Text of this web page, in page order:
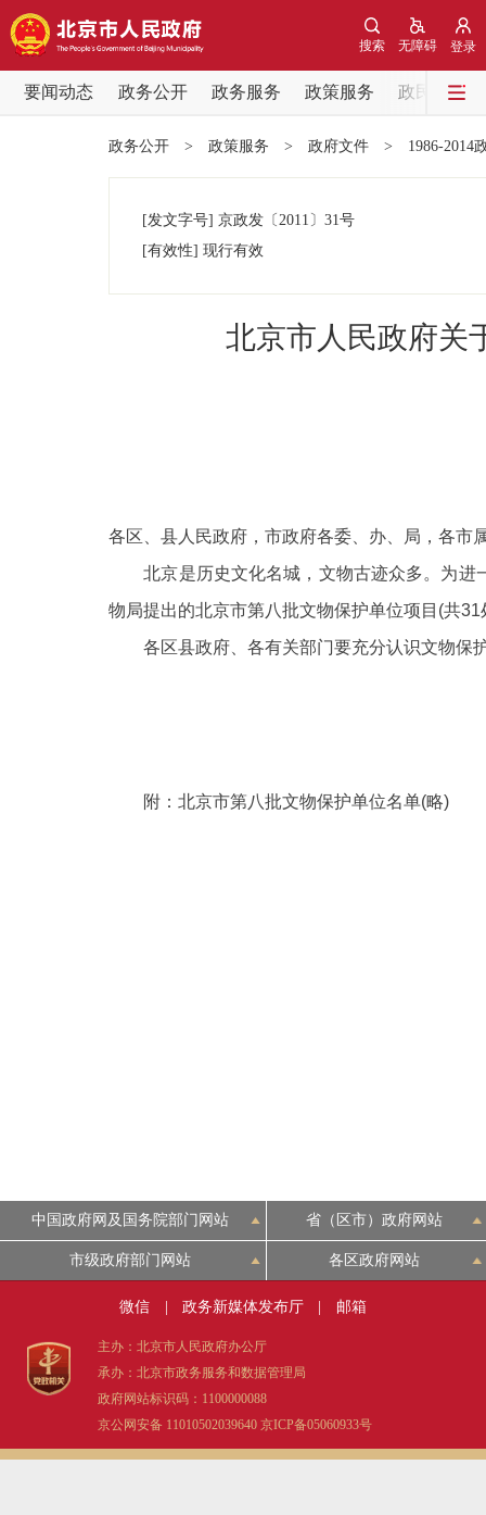
登录
无障碍
搜索
要闻动态 政务公开 政务服务 政策服务
政民互动
党中央精神
决策公开
政务服务
个人服务
ENGLISH
DEUTSCH
ESPAÑOL
政务公开 > 政策服务 > 政府文件 > 1986-2014
[发文字号] 京政发 〔2011〕 31号
[有效性] 现行有效
北京市人民政府关
各区、县人民政府，市政府各委、办、局，各市
北京是历史文化名城，文物古迹众多。为进
物局提出的北京市第八批文物保护单位项目 (共31
各区县政府、各有关部门要充分认识文物保
附：北京市第八批文物保护单位名单(略)
中国政府网及国务院部门网站 省（区市）政府网站
市级政府部门网站 各区政府网站
微信 政务新媒体发布厅 邮箱
主办：北京市人民政府办公厅
承办：北京市政务服务和数据管理局
政府网站标识码：1100000088
京公网安备 11010502039640 京ICP备05060933号